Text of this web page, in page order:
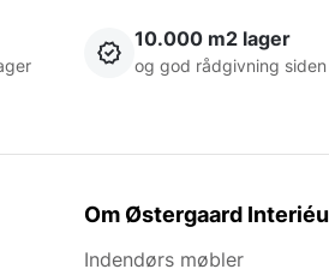
10.000 m2 lager
og god rådgivning
Om Østergaard
Indendørs møbler